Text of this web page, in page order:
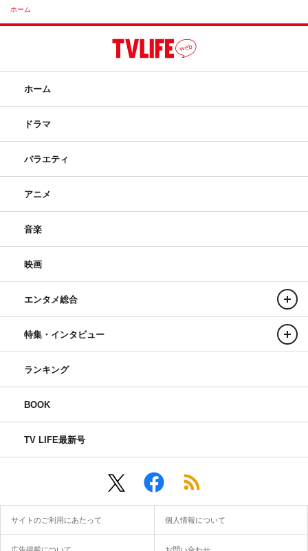
ホーム
ホーム
ドラマ
バラエティ
アニメ
音楽
映画
エンタメ総合
特集・インタビュー
ランキング
BOOK
TV LIFE最新号
サイトのご利用にあたって 個人情報について